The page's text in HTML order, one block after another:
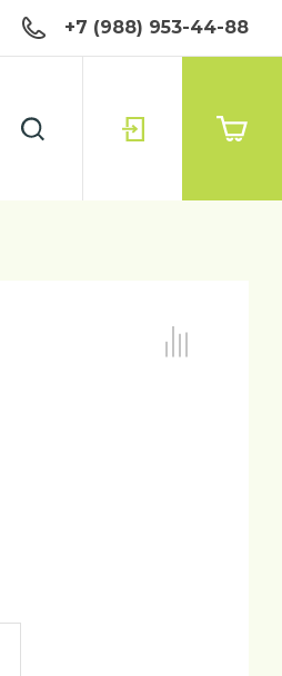
+7 (988) 953-44-88